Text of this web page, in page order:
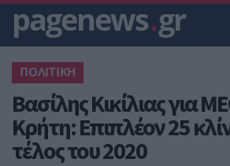
pagenews.gr
ΠΟΛΙΤΙΚΗ
Βασίλης Κικίλιας για
Κρήτη: Επιπλέον 25
τέλος του 2020